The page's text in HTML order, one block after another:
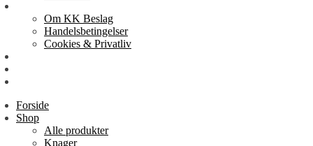
Om KK Beslag
Handelsbetingelser
Cookies & Privatliv
Forside
Shop
Alle produkter
Knager